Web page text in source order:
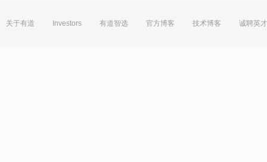
关于有道 Investors 有道智选 官方博客 技术博客 诚聘英才